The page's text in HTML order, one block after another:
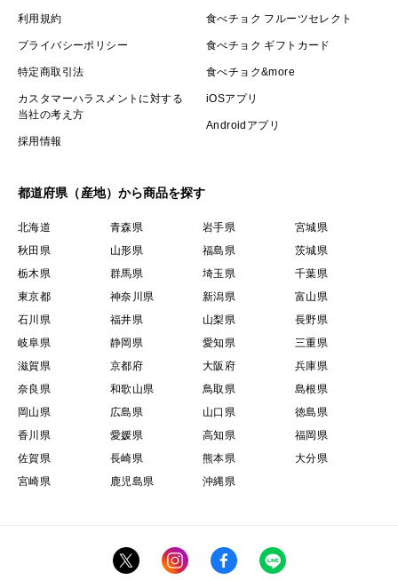
の場合、1個増えるごとに80、100、120サイズで発送が
可能ですので、送料がお得になります。
お気軽にお問い合わせください。
＜佐藤錦の等級/階級について＞
山形県標準出荷規格
優（着色50%以上）
＜保存方法＞
さくらんぼは、とてもデリケートな果実ですので、速や
かにお受け取りをお願いします。 お受け取り後は、冷
暗所に保存しなるべく早くお召し上がり下さい。お召し
上がりの前に軽く水洗いし、 冷水で冷やすか冷蔵庫で
20分前後冷やしてから 食べていただくとおいしくお召
し上がりになれます。
利用規約
プライバシーポリシー
特定商取引法
カスタマーハラスメントに対する
当社の考え方
採用情報
食べチョク フルーツセレクト
食べチョク ギフトカード
食べチョク&more
iOSアプリ
Androidアプリ
都道府県（産地）から商品を探す
北海道 青森県 岩手県
宮城県
秋田県
山形県 福島県
茨城県
栃木県
群馬県 埼玉県
千葉県
東京都
神奈川県 新潟県
富山県
石川県
福井県 山梨県
長野県
岐阜県
静岡県 愛知県
三重県
滋賀県
京都府 大阪府
兵庫県
奈良県
和歌山県 鳥取県
島根県
岡山県
広島県 山口県
徳島県
香川県
愛媛県 高知県
福岡県
佐賀県
長崎県 熊本県
大分県
宮崎県
鹿児島県 沖縄県